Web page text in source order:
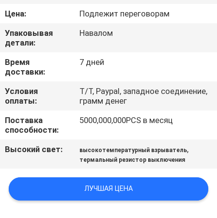
ПРОВЕРКА
КАЧЕСТВА
СВЯЖИТЕСЬ
МЫ
НОВОСТИ
ЦИТАТУ
КАРТА
САЙТА
Цена:
Подлежит переговорам
Упаковывая
детали:
Навалом
Время
доставки:
7 дней
Условия
оплаты:
T/T, Paypal, западное соединение,
грамм денег
Поставка
способности:
5000,000,000PCS в месяц
Высокий свет: высокотемпературный взрыватель,
термальный резистор выключения
ЛУЧШАЯ ЦЕНА